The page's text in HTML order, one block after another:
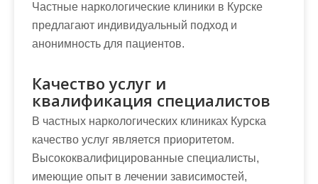
Частные наркологические клиники в Курске
предлагают индивидуальный подход и
анонимность для пациентов.
Качество услуг и
квалификация специалистов
В частных наркологических клиниках Курска
качество услуг является приоритетом.
Высококвалифицированные специалисты,
имеющие опыт в лечении зависимостей,